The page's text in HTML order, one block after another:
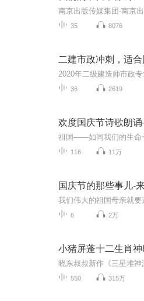
35 8076
二建市政冲刺，适
36 2619
欢度国庆节诗歌朗
116 11万
国庆节的那些事儿-
6 2万
550 315万